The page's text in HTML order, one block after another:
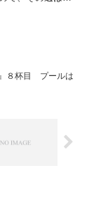
８杯目 プールは